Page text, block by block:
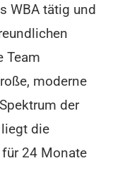
WBA tätig und
Team
moderne
der
die
24 Monate